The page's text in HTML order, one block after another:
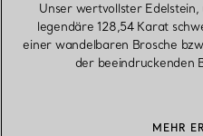
Unser wertvollster
legendäre 128,54 Karat
einer wandelbaren Brosche
der beeindruckenden
MEHR